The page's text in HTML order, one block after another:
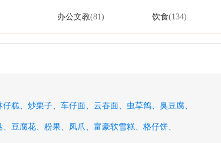
办公文教(81) 饮食(134)
仔糕、 炒栗子、 车仔面、 云吞面、 虫草鸽、 臭豆腐、
豆腐花、 粉果、 凤爪、 富豪软雪糕、 格仔饼、